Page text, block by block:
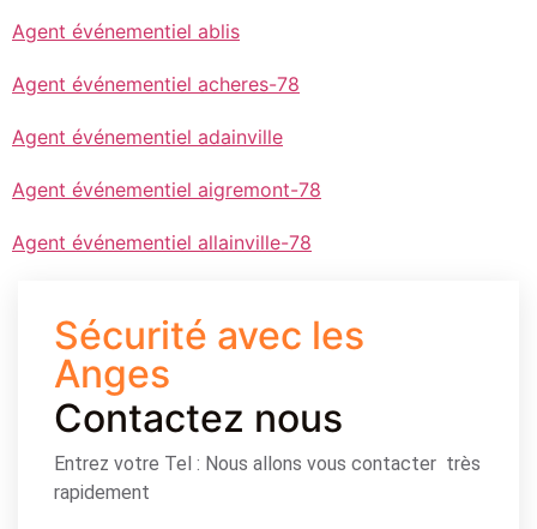
Agent événementiel ablis
Agent événementiel acheres-78
Agent événementiel adainville
Agent événementiel aigremont-78
Agent événementiel allainville-78
Sécurité avec les
Anges
Contactez nous
Entrez votre Tel : Nous allons vous contacter très
rapidement